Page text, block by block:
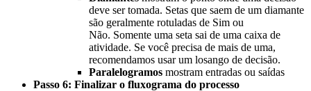
deve ser tomada. Setas que saem de um diamante
são geralmente rotuladas de Sim ou
Não. Somente uma seta sai de uma caixa de
atividade. Se você precisa de mais de uma,
recomendamos usar um losango de decisão.
Paralelogramos mostram entradas ou saídas
Passo 6: Finalizar o fluxograma do processo